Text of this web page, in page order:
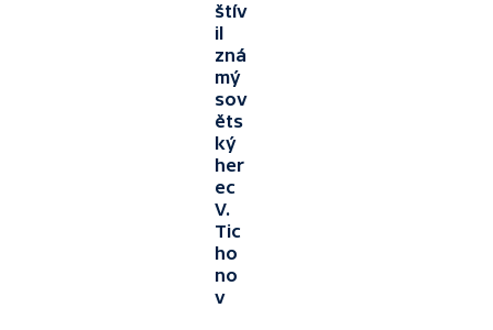
štív
il
zná
mý
sov
ěts
ký
her
ec
V.
Tic
ho
no
v